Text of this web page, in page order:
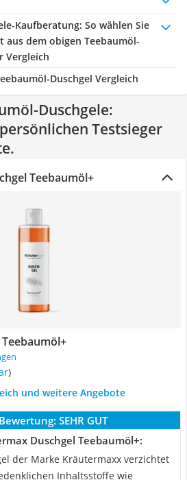
Kaufberatung: So wählen Sie
aus dem obigen Teebaumöl-
Vergleich
Duschgel Vergleich
Duschgele:
Testsieger
Teebaumöl+
)
und weitere Angebote
SEHR GUT
Duschgel Teebaumöl+:
der Marke Kräutermaxx verzichtet
Inhaltsstoffe wie